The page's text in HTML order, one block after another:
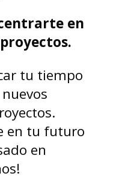
en
tu tiempo
en tu futuro
en